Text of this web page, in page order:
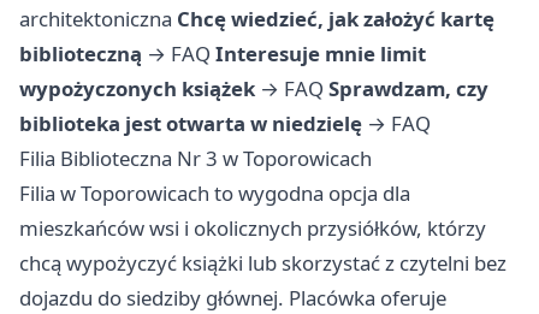
architektoniczna Chcę wiedzieć, jak założyć kartę
biblioteczną → FAQ Interesuje mnie limit
wypożyczonych książek → FAQ Sprawdzam, czy
biblioteka jest otwarta w niedzielę → FAQ
Filia Biblioteczna Nr 3 w Toporowicach
Filia w Toporowicach to wygodna opcja dla
mieszkańców wsi i okolicznych przysiółków, którzy
chcą wypożyczyć książki lub skorzystać z czytelni bez
dojazdu do siedziby głównej. Placówka oferuje